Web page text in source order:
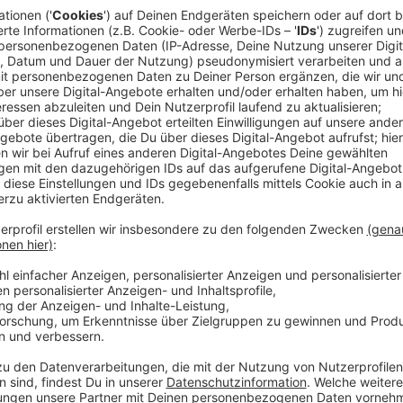
Konzerte im Erholungshaus, aber auch in der
Gardasee. Vor dem Bayer-Blasorchester liegt ein
wird aber dringend Nachwuchs für das 65-köpfige
Anzeige
Nachwuchs für das Schlagwerk gesucht
Anzeige
Im sinfonischen Blasorchester gehören zum
auch Pauken, Vibraphone oder Glockenspiele.
gleich sechs Musiker, die das Orchester
kann sich beim Bayer-Blasorchester melden und in
Proben finden jeden Dienstag von 19 bis 21:30 Uhr